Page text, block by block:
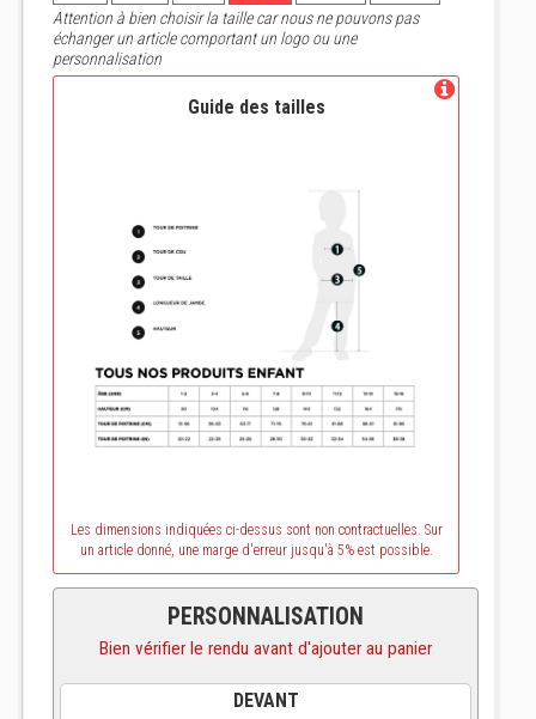
Attention à bien choisir la taille car nous ne pouvons pas
échanger un article comportant un logo ou une
personnalisation
Guide des tailles
Les dimensions indiquées ci-dessus sont non contractuelles. Sur
un article donné, une marge d'erreur jusqu'à 5% est possible.
PERSONNALISATION
Bien vérifier le rendu avant d'ajouter au panier
DEVANT